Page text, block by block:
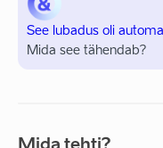
See lubadus oli
Mida see tähendab?